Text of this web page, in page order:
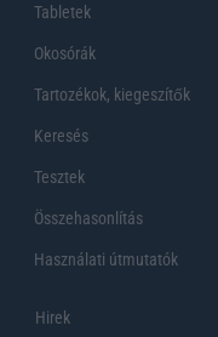
Tabletek
Okosórák
Tartozékok, kiegeszítők
Keresés
Tesztek
Összehasonlítás
Használati útmutatók
Hirek